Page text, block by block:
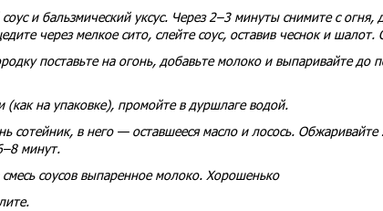
и бальзмический уксус. Через 2–3 минуты снимите с огня,
через мелкое сито, слейте соус, оставив чеснок и
поставьте на огонь, добавьте молоко и выпаривайте до
(как на упаковке), промойте в дуршлаге водой.
сотейник, в него — оставшееся масло и лосось.
минут.
соусов выпаренное молоко. Хорошенько